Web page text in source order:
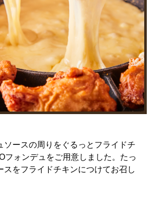
ソースの周りをぐるっとフライドチ
フォンデュをご用意しました。たっ
スをフライドチキンにつけてお召し